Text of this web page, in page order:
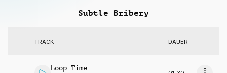
Subtle Bribery
TRACK DAUER
Loop Time